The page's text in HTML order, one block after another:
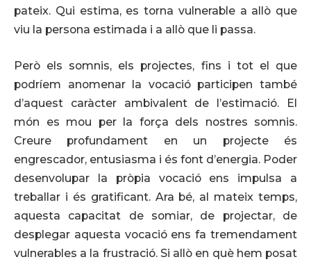
pateix. Qui estima, es torna vulnerable a allò que
viu la persona estimada i a allò que li passa.
Però els somnis, els projectes, fins i tot el que
podríem anomenar la vocació participen també
d’aquest caràcter ambivalent de l’estimació. El
món es mou per la força dels nostres somnis.
Creure profundament en un projecte és
engrescador, entusiasma i és font d’energia. Poder
desenvolupar la pròpia vocació ens impulsa a
treballar i és gratificant. Ara bé, al mateix temps,
aquesta capacitat de somiar, de projectar, de
desplegar aquesta vocació ens fa tremendament
vulnerables a la frustració. Si allò en què hem posat